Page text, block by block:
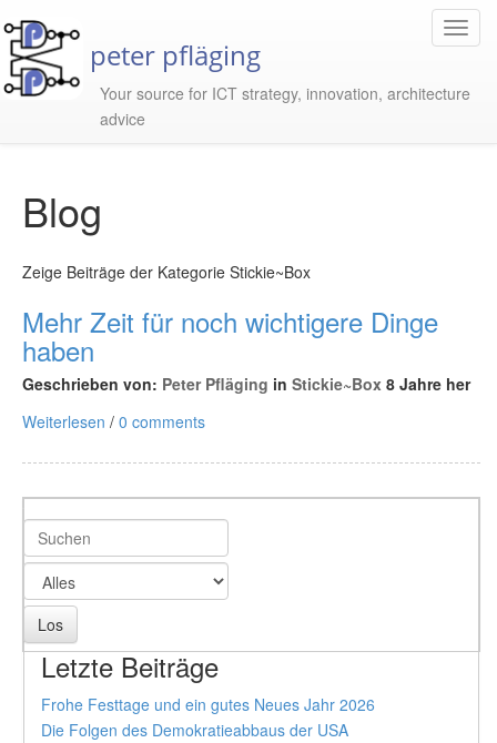
peter pfläging
Your source for ICT strategy, innovation, architecture
advice
Blog
Zeige Beiträge der Kategorie Stickie~Box
Mehr Zeit für noch wichtigere Dinge
haben
Geschrieben von: Peter Pfläging in Stickie~Box 8 Jahre her
Weiterlesen / 0 comments
Letzte Beiträge
Frohe Festtage und ein gutes Neues Jahr 2026
Die Folgen des Demokratieabbaus der USA